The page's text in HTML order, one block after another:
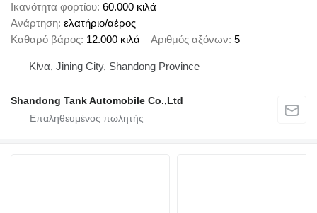
Ικανότητα φορτίου 60.000 κιλά
Ανάρτηση ελατήριο/αέρος
Καθαρό βάρος 12.000 κιλά Αριθμός αξόνων 5
Κίνα, Jining City, Shandong Province
Shandong Tank Automobile Co.,Ltd